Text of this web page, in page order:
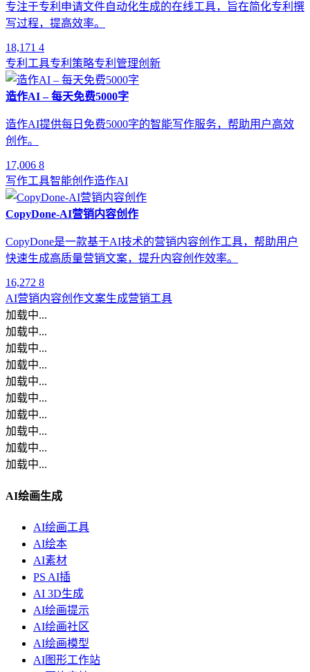
专注于专利申请文件自动化生成的在线工具，旨在简化专利撰
写过程，提高效率。
18,171 4
专利工具专利策略专利管理创新
造作AI – 每天免费5000字
造作AI提供每日免费5000字的智能写作服务，帮助用户高效
创作。
17,006 8
写作工具智能创作造作AI
CopyDone-AI营销内容创作
CopyDone是一款基于AI技术的营销内容创作工具，帮助用户
快速生成高质量营销文案，提升内容创作效率。
16,272 8
AI营销内容创作文案生成营销工具
加载中...
加载中...
加载中...
加载中...
加载中...
加载中...
加载中...
加载中...
加载中...
加载中...
AI绘画生成
AI绘画工具
AI绘本
AI素材
PS AI插
AI 3D生成
AI绘画提示
AI绘画社区
AI绘画模型
AI图形工作站